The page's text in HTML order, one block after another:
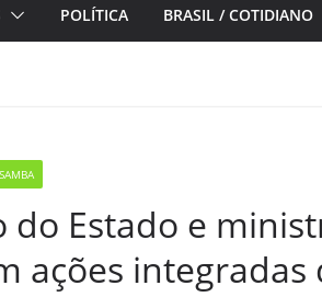
POLÍTICA BRASIL / COTIDIANO
do Estado e
ações integradas